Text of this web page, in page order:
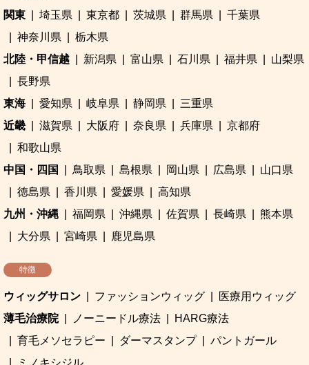
関東
埼玉県 東京都 茨城県 群馬県
千葉県
神奈川県
栃木県
北陸・甲信越
新潟県 富山県 石川県 福井県
山梨県
長野県
東海
愛知県 岐阜県 静岡県
三重県
近畿
滋賀県 大阪府 奈良県 兵庫県
京都府
和歌山県
中国・四国
鳥取県 島根県 岡山県 広島県
山口県
徳島県
香川県 愛媛県
高知県
九州・沖縄
福岡県 沖縄県 佐賀県 長崎県
熊本県
大分県
宮崎県 鹿児島県
特徴
ウィッグサロン ファッションウィッグ
医療用ウィッグ
薄毛治療院
ノーニードル療法
HARG療法
育毛メソセラピー
ダーマスタンプ
パントガール
ミノキシジル